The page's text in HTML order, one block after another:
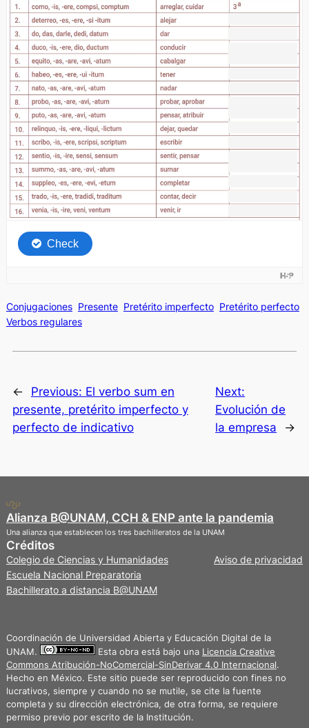
Conjugaciones Presente Pretérito imperfecto Pretérito perfecto
Verbos regulares
← Previous: El verbo sum en
presente, pretérito imperfecto y
perfecto de indicativo
Next:
Evolución de
la empresa
→
Alianza B@UNAM, CCH & ENP ante la pandemia
Una alianza que establecen los tres bachilleratos de la UNAM
Créditos
Colegio de Ciencias y Humanidades
Escuela Nacional Preparatoria
Bachillerato a distancia B@UNAM
Aviso de privacidad
Coordinación de Universidad Abierta y Educación Digital de la
UNAM.
Esta obra está bajo una Licencia Creative
Commons Atribución-NoComercial-SinDerivar 4.0 Internacional.
Hecho en México. Este sitio puede ser reproducido con fines no
lucrativos, siempre y cuando no se mutile, se cite la fuente
completa y su dirección electrónica, de otra forma, se requiere
permiso previo por escrito de la Institución.